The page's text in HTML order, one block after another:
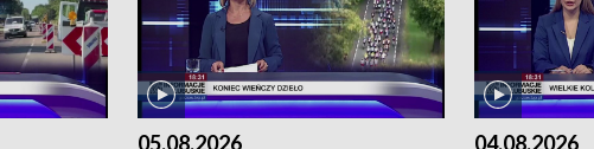
05.08.2026 04.08.2026